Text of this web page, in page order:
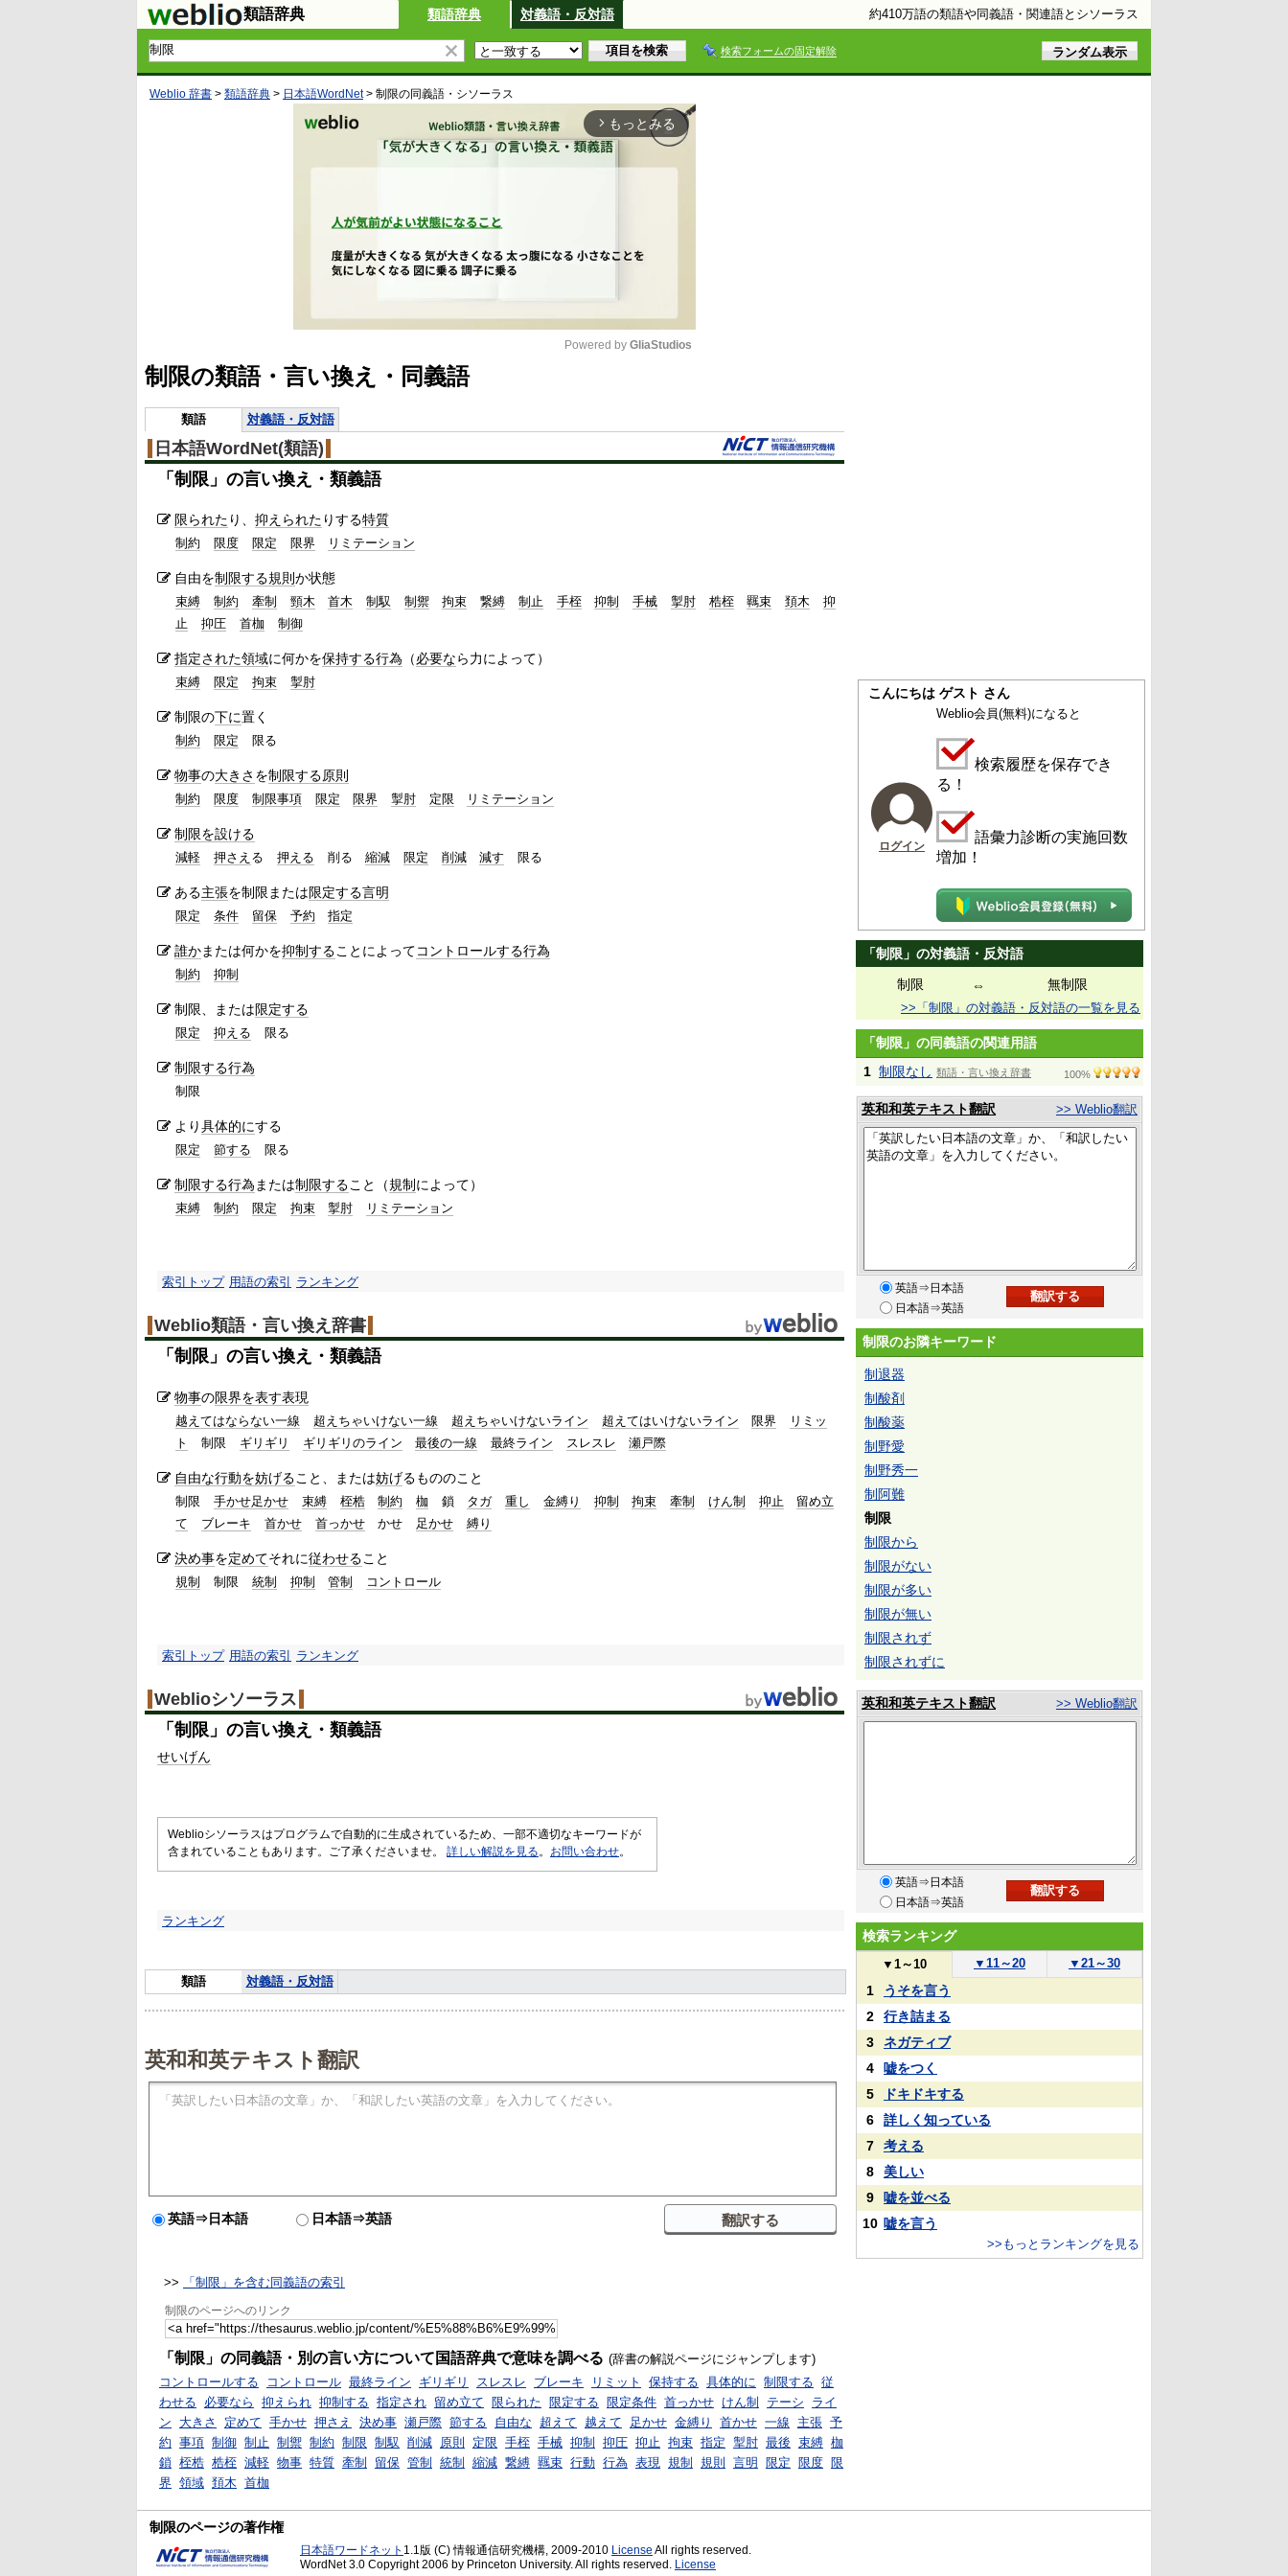
類語辞典 類語辞典 対義語・反対語 約410万語の類語や同義語・関連語とシソーラス
検索フォームの固定解除
Weblio 辞書 > 類語辞典 > 日本語WordNet> 制限の同義語・シソーラス
arrow_forward_ios もっとみる
Powered by GliaStudios
制限の類語・言い換え・同義語
類語 対義語・反対語
日本語WordNet(類語)
「 制限 」の言い換え・類義語
限られた り、 抑えられた りする特質
制約 限度 限定 限界 リミテーション
自由を制限する規則 か状態
束縛 制約 牽制 頸木 首木 制馭 制禦 拘束 繋縛 制止 手桎 抑制 手械 掣肘 梏桎 羈束 頚木
抑
止
抑圧 首枷 制御
指定された領域に何かを保持する行為 （必要なら力によって）
束縛 限定 拘束 掣肘
制限の下に置く
制約 限定 限る
物事の大きさ を制限する原則
制約 限度 制限事項 限定 限界 掣肘 定限 リミテーション
制限を設ける
減軽 押さえ る 押える 削る 縮減 限定 削減 減す 限る
ある主張を制限または限定する言明
限定 条件 留保 予約 指定
誰かまたは何かを抑制することによってコントロールする行為
制約 抑制
制限、または限定する
限定 抑える 限る
制限する行為
制限
より具体的にする
限定 節する 限る
制限する行為 または制限すること（規制 によって）
束縛 制約 限定 拘束 掣肘 リミテーション
索引トップ 用語の索引 ランキング
Weblio類語・言い換え辞書
「 制限 」の言い換え・類義語
物事の限界を表す表現
越えてはならない一線 超えちゃいけない一線 超えちゃいけないライン 超えてはいけないライン 限界
リミッ
ト
制限 ギリギリ ギリギリのライン 最後の一線 最終ライン スレスレ 瀬戸際
自由な行動を妨げること、または妨げるもののこと
制限 手かせ足かせ 束縛 桎梏 制約 枷 鎖 タガ 重し 金縛り 抑制 拘束 牽制 けん制 抑止
留め立
て
ブレーキ 首かせ 首っかせ かせ 足かせ 縛り
決め事を定めてそれに従わせること
規制 制限 統制 抑制 管制 コントロール
索引トップ 用語の索引 ランキング
Weblioシソーラス
「 制限 」の言い換え・類義語
せいげん
Weblioシソーラスはプログラムで自動的に生成されているため、一部不適切なキーワードが
含まれていることもあります。ご了承くださいませ。 詳しい解説を見る 。 お問い合わせ。
ランキング
類語 対義語・反対語
英和和英テキスト翻訳
英語⇒日本語 日本語⇒英語
>> 「制限」を含む同義語の索引
制限のページへのリンク
「制限」の同義語・別の言い方について国語辞典で意味を調べる (辞書の解説ページにジャンプします)
コントロールする
コントロール 最終ライン ギリギリ スレスレ ブレーキ リミット 保持する 具体的に 制限する 従
わせる
必要なら 抑えられ 抑制する 指定され 留め立て 限られた 限定する 限定条件 首っかせ けん制 テーシ
ライ
ン
大きさ 定めて 手かせ 押さえ 決め事 瀬戸際 節する 自由な 超えて 越えて 足かせ 金縛り 首かせ 一線 主張 予
約 事項 制御 制止 制禦 制約 制限 制馭 削減 原則 定限 手桎 手械 抑制 抑圧 抑止 拘束 指定 掣肘 最後 束縛 枷
鎖 桎梏 梏桎 減軽 物事 特質 牽制 留保 管制 統制 縮減 繋縛 羈束 行動 行為 表現 規制 規則 言明 限定 限度 限
界 領域 頚木 首枷
こんにちは ゲスト さん
ログイン
Weblio会員(無料)になると
検索履歴を保存でき
る！
語彙力診断の実施回数
増加！
「制限」の対義語・反対語
制限
⇔ 無制限
>>「制限」の対義語・反対語の一覧を見る
「制限」の同義語の関連用語
1 制限なし 類語・言い換え辞書 100%
英和和英テキスト翻訳 >> Weblio翻訳
英語⇒日本語
日本語⇒英語
制限のお隣キーワード
制退器
制酸剤
制酸薬
制野愛
制野秀一
制阿難
制限
制限から
制限がない
制限が多い
制限が無い
制限されず
制限されずに
英和和英テキスト翻訳 >> Weblio翻訳
英語⇒日本語
日本語⇒英語
検索ランキング
▼ 1～10 ▼ 11～20 ▼ 21～30
1
うそを言う
2
行き詰まる
3
ネガティブ
4
嘘をつく
5
ドキドキする
6
詳しく知っている
7
考える
8
美しい
9
嘘を並べる
10 嘘を言う
>>もっとランキングを見る
制限のページの著作権
日本語ワードネット 1.1版 (C) 情報通信研究機構, 2009-2010 License All rights reserved.
WordNet 3.0 Copyright 2006 by Princeton University. All rights reserved. License